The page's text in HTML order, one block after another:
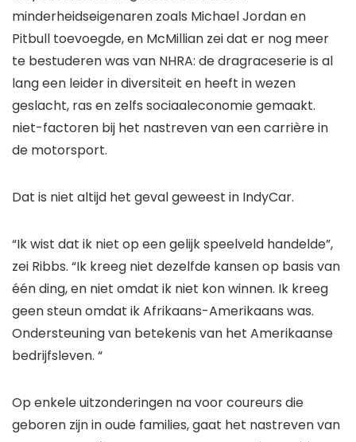
minderheidseigenaren zoals Michael Jordan en
Pitbull toevoegde, en McMillian zei dat er nog meer
te bestuderen was van NHRA: de dragraceserie is al
lang een leider in diversiteit en heeft in wezen
geslacht, ras en zelfs sociaaleconomie gemaakt.
niet-factoren bij het nastreven van een carrière in
de motorsport.
Dat is niet altijd het geval geweest in IndyCar.
“Ik wist dat ik niet op een gelijk speelveld handelde”,
zei Ribbs. “Ik kreeg niet dezelfde kansen op basis van
één ding, en niet omdat ik niet kon winnen. Ik kreeg
geen steun omdat ik Afrikaans-Amerikaans was.
Ondersteuning van betekenis van het Amerikaanse
bedrijfsleven. “
Op enkele uitzonderingen na voor coureurs die
geboren zijn in oude families, gaat het nastreven van